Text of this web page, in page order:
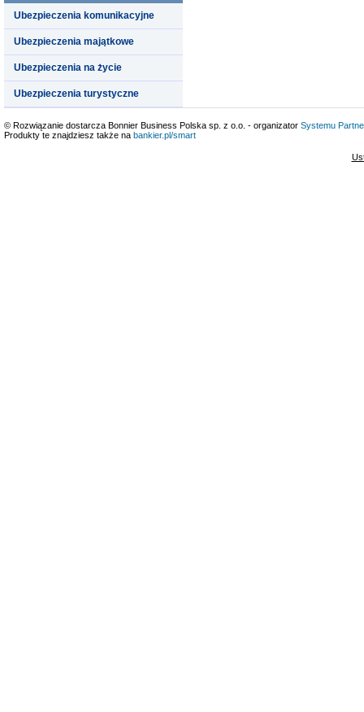
Ubezpieczenia komunikacyjne
Ubezpieczenia majątkowe
Ubezpieczenia na życie
Ubezpieczenia turystyczne
© Rozwiązanie dostarcza Bonnier Business Polska sp. z o.o. - organizator Systemu
Produkty te znajdziesz także na bankier.pl/smart